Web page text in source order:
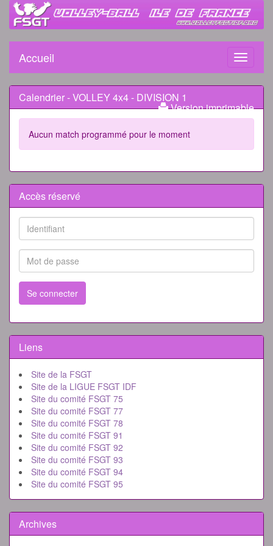
Toggle
Accueil
Calendrier - VOLLEY 4x4 - DIVISION 1
Version imprimable
Aucun match programmé pour le moment
Accès réservé
Se connecter
Liens
Site de la FSGT
Site de la LIGUE FSGT IDF
Site du comité FSGT 75
Site du comité FSGT 77
Site du comité FSGT 78
Site du comité FSGT 91
Site du comité FSGT 92
Site du comité FSGT 93
Site du comité FSGT 94
Site du comité FSGT 95
Archives